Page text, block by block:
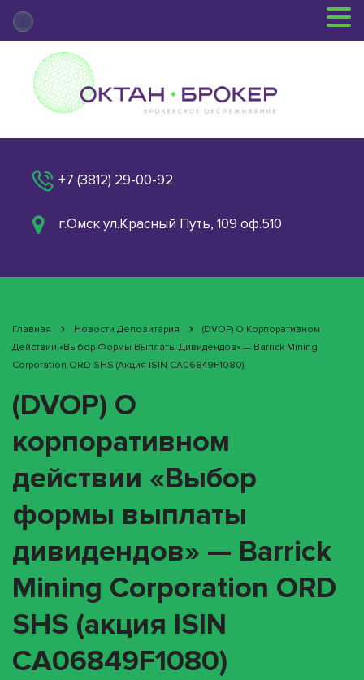
+7 (3812) 29-00-92
г.Омск ул.Красный Путь, 109 оф.510
Главная Новости Депозитария
(DVOP) О Корпоративном
Действии «Выбор Формы Выплаты Дивидендов» — Barrick Mining
Corporation ORD SHS (акция ISIN CA06849F1080)
(DVOP) О
корпоративном
действии «Выбор
формы выплаты
дивидендов» — Barrick
Mining Corporation ORD
SHS (акция ISIN
CA06849F1080)